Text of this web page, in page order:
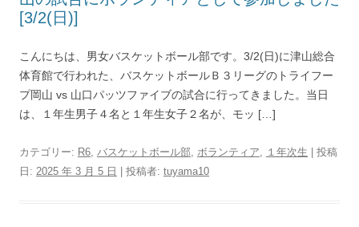
[3/2(日)]
こんにちは、男女バスケットボール部です。3/2(日)に津山総合
体育館で行われた、バスケットボールＢ３リーグのトライフー
プ岡山 vs 山口パッツファイブの試合に行ってきました。当日
は、１年生男子４名と１年生女子２名が、モッ […]
カテゴリー: R6, バスケットボール部, ボランティア, １年次生 | 投稿
日: 2025 年 3 月 5 日 投稿者: tuyama10